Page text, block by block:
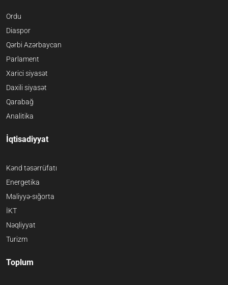
Ordu
Diaspor
Qərbi Azərbaycan
Parlament
Xarici siyasət
Daxili siyasət
Qarabağ
Analitika
İqtisadiyyat
Kənd təsərrüfatı
Energetika
Maliyyə-sığorta
İKT
Nəqliyyat
Turizm
Toplum